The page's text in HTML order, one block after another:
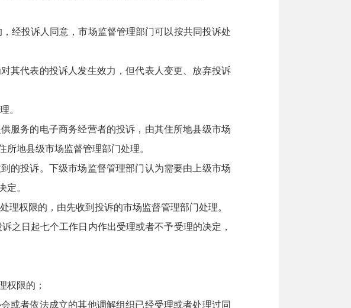
经投诉人同意，市场监督管理部门可以按共同投诉处
代表的投诉人发生效力，但代表人变更、放弃投诉
。
务的电子商务经营者的投诉，由其住所地县级市场
地县级市场监督管理部门处理。
投诉。下级市场监督管理部门认为需要由上级市场
定。
理权限的，由先收到投诉的市场监督管理部门处理。
之日起七个工作日内作出受理或者不予受理的决定，
限的；
者依法成立的其他调解组织已经受理或者处理过同